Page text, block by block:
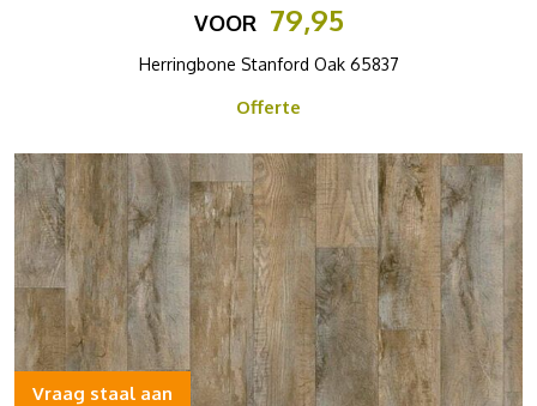
VOOR 79,95
Herringbone Stanford Oak 65837
Offerte
Vraag staal aan